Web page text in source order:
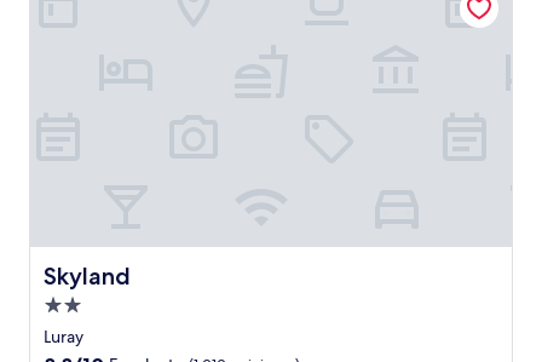
Skyland
Skyland
Propiedad
de
Luray